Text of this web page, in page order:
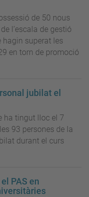
de 50 nous
l’escala de gestió
hagin superat les
en torn de promoció
jubilat el
ha tingut lloc el 7
93 persones de la
durant el curs
PAS en